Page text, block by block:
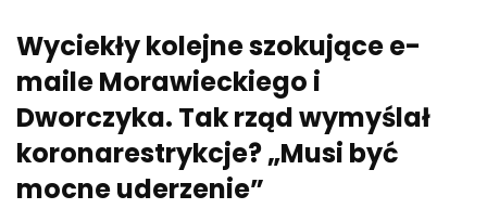
Wyciekły kolejne szokujące e-
maile Morawieckiego i
Dworczyka. Tak rząd wymyślał
koronarestrykcje? „Musi być
mocne uderzenie”